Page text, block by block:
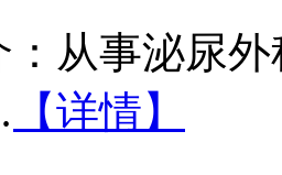
事泌尿外
【详情】